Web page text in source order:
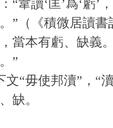
“韋讀‘匡’爲‘虧’
”（《積微居讀書
當本有虧、缺義
”
文“毋使邦瀆”，“
缺。